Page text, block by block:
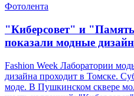
Фотолента
"Киберсовет" и
показали модные
Fashion Week Лаборатории
дизайна проходит в Томске.
моде. В Пушкинском сквере